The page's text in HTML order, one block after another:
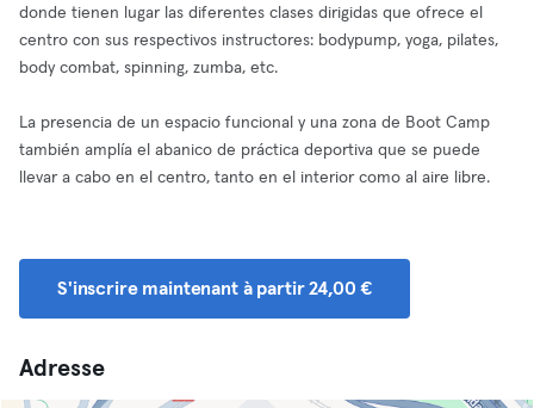
donde tienen lugar las diferentes clases dirigidas que ofrece el
centro con sus respectivos instructores: bodypump, yoga, pilates,
body combat, spinning, zumba, etc.
La presencia de un espacio funcional y una zona de Boot Camp
también amplía el abanico de práctica deportiva que se puede
llevar a cabo en el centro, tanto en el interior como al aire libre.
S'inscrire maintenant à partir 24,00 €
Adresse